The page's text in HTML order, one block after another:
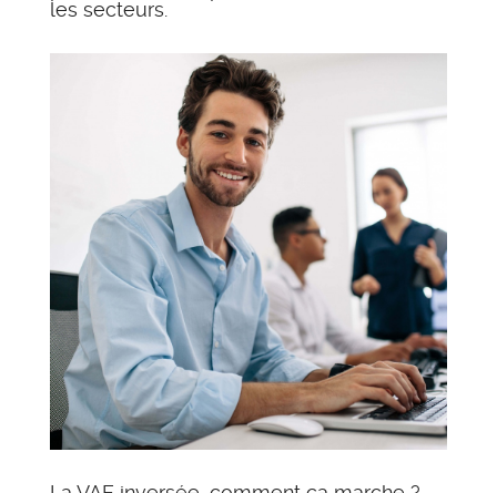
les secteurs.